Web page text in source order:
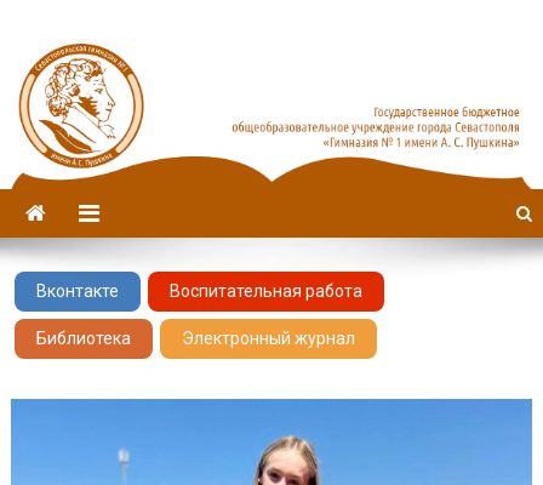
Вконтакте Воспитательная работа
Библиотека Электронный журнал